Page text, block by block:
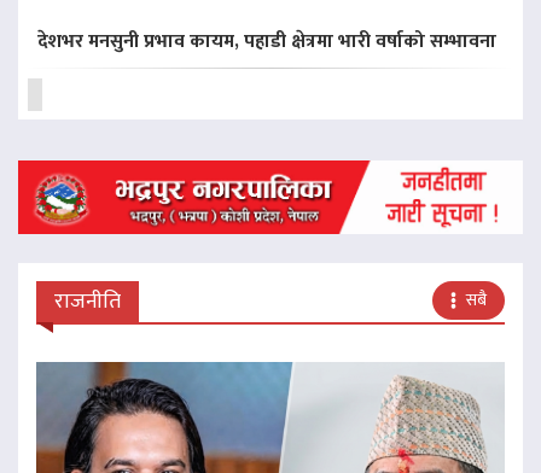
देशभर मनसुनी प्रभाव कायम, पहाडी क्षेत्रमा भारी वर्षाको सम्भावना
राजनीति सबै